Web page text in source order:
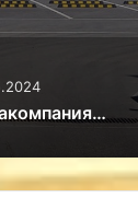
Авиакомпаниям каких стран запрещено летать в Евросоюз